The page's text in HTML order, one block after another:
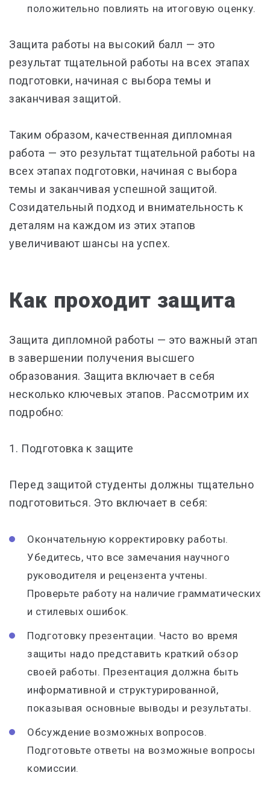
положительно повлиять на итоговую оценку.
Защита работы на высокий балл — это
результат тщательной работы на всех этапах
подготовки, начиная с выбора темы и
заканчивая защитой.
Таким образом, качественная дипломная
работа — это результат тщательной работы на
всех этапах подготовки, начиная с выбора
темы и заканчивая успешной защитой.
Созидательный подход и внимательность к
деталям на каждом из этих этапов
увеличивают шансы на успех.
Как проходит защита
Защита дипломной работы — это важный этап
в завершении получения высшего
образования. Защита включает в себя
несколько ключевых этапов. Рассмотрим их
подробно:
1. Подготовка к защите
Перед защитой студенты должны тщательно
подготовиться. Это включает в себя:
Окончательную корректировку работы.
Убедитесь, что все замечания научного
руководителя и рецензента учтены.
Проверьте работу на наличие грамматических
и стилевых ошибок.
Подготовку презентации. Часто во время
защиты надо представить краткий обзор
своей работы. Презентация должна быть
информативной и структурированной,
показывая основные выводы и результаты.
Обсуждение возможных вопросов.
Подготовьте ответы на возможные вопросы
комиссии.